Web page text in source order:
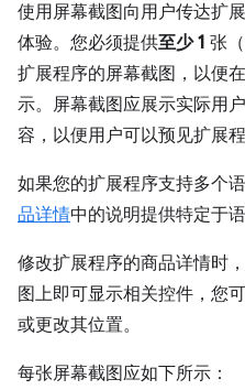
使用屏幕截图向用户传达扩
体验。您必须提供至少 1 张
扩展程序的屏幕截图，以便
示。屏幕截图应展示实际用
容，以便用户可以预见扩展程
如果您的扩展程序支持多个
品详情中的说明提供特定于
修改扩展程序的商品详情时
图上即可显示相关控件，您
或更改其位置。
每张屏幕截图应如下所示：